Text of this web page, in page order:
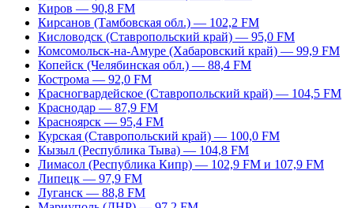
Киров — 90,8 FM
Кирсанов (Тамбовская обл.) — 102,2 FM
Кисловодск (Ставропольский край) — 95,0 FM
Комсомольск-на-Амуре (Хабаровский край) — 99,9 FM
Копейск (Челябинская обл.) — 88,4 FM
Кострома — 92,0 FM
Красногвардейское (Ставропольский край) — 104,5 FM
Краснодар — 87,9 FM
Красноярск — 95,4 FM
Курская (Ставропольский край) — 100,0 FM
Кызыл (Республика Тыва) — 104,8 FM
Лимасол (Республика Кипр) — 102,9 FM и 107,9 FM
Липецк — 97,9 FM
Луганск — 88,8 FM